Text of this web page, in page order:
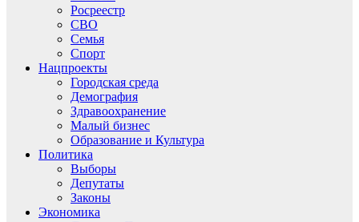
Росреестр
СВО
Семья
Спорт
Нацпроекты
Городская среда
Демография
Здравоохранение
Малый бизнес
Образование и Культура
Политика
Выборы
Депутаты
Законы
Экономика